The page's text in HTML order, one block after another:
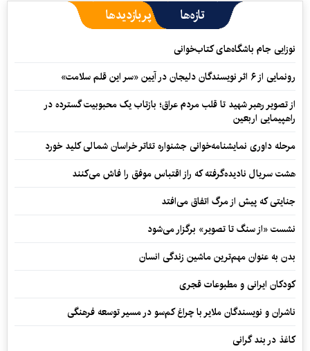
تازه‌ها پربازدیدها
نوزایی جام باشگاه‌های کتاب‌خوانی
رونمایی از ۶ اثر نویسندگان دلیجان در آیین «سر این قلم سلامت»
از تصویر رهبر شهید تا قلب مردم عراق؛ بازتاب یک محبوبیت گسترده در
راهپیمایی اربعین
مرحله داوری نمایشنامه‌خوانی جشنواره تئاتر خراسان شمالی کلید خورد
هشت سریال نادیده‌گرفته که راز اقتباس موفق را فاش می‌کنند
جنایتی که پیش از مرگ اتفاق می‌افتد
نشست «از سنگ تا تصویر» برگزار می‌شود
بدن به عنوان مهم‌ترین ماشین زندگی انسان
کودکان ایرانی و مطبوعات قجری
ناشران و نویسندگان ملایر با چراغ کم‌سو در مسیر توسعه فرهنگی
کاغذ در بند گرانی